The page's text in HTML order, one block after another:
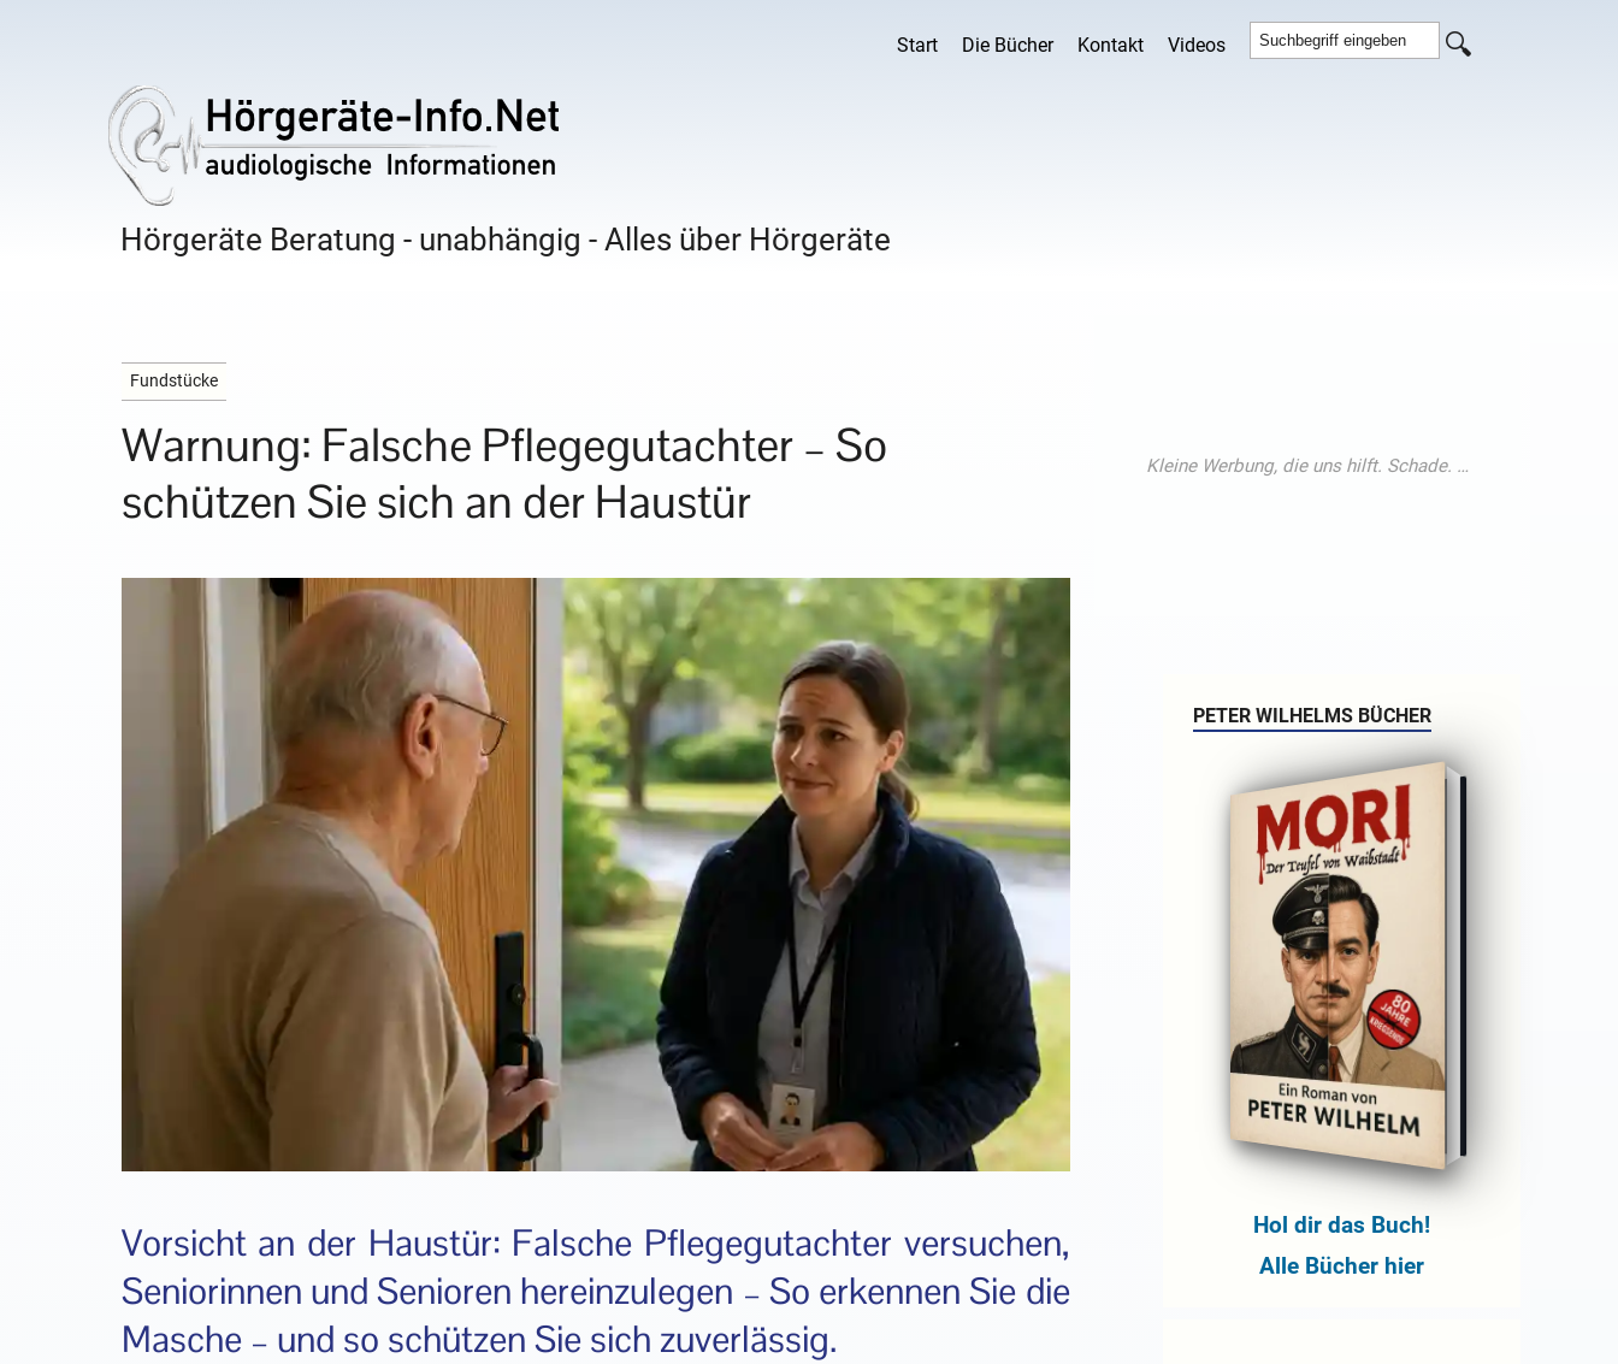
Start Die Bücher Kontakt Videos
Hörgeräte Beratung - unabhängig - Alles über Hörgeräte
Fundstücke
Warnung: Falsche Pflegegutachter – So
schützen Sie sich an der Haustür
Vorsicht an der Haustür: Falsche Pflegegutachter versuchen,
Seniorinnen und Senioren hereinzulegen – So erkennen Sie die
Masche – und so schützen Sie sich zuverlässig.
PETER WILHELMS BÜCHER
Hol dir das Buch!
Alle Bücher hier